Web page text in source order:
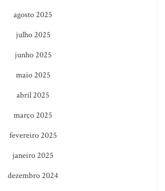
agosto 2025
julho 2025
junho 2025
maio 2025
abril 2025
março 2025
fevereiro 2025
janeiro 2025
dezembro 2024